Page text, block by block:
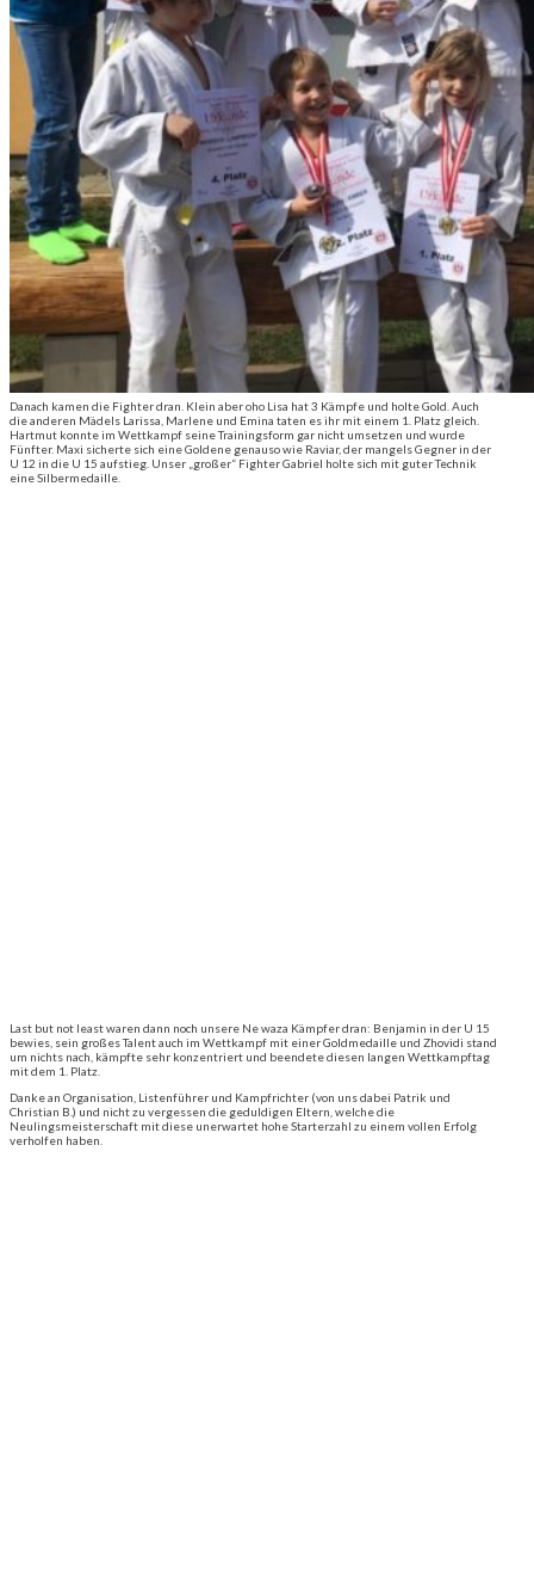
Danach kamen die Fighter dran. Klein aber oho Lisa hat 3 Kämpfe und holte Gold. Auch
die anderen Mädels Larissa, Marlene und Emina taten es ihr mit einem 1. Platz gleich.
Hartmut konnte im Wettkampf seine Trainingsform gar nicht umsetzen und wurde
Fünfter. Maxi sicherte sich eine Goldene genauso wie Raviar, der mangels Gegner in der
U 12 in die U 15 aufstieg. Unser „großer“ Fighter Gabriel holte sich mit guter Technik
eine Silbermedaille.
Last but not least waren dann noch unsere Ne waza Kämpfer dran: Benjamin in der U 15
bewies, sein großes Talent auch im Wettkampf mit einer Goldmedaille und Zhovidi stand
um nichts nach, kämpfte sehr konzentriert und beendete diesen langen Wettkampftag
mit dem 1. Platz.
Danke an Organisation, Listenführer und Kampfrichter (von uns dabei Patrik und
Christian B.) und nicht zu vergessen die geduldigen Eltern, welche die
Neulingsmeisterschaft mit diese unerwartet hohe Starterzahl zu einem vollen Erfolg
verholfen haben.